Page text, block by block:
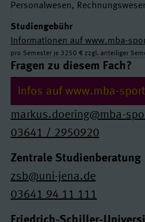
Personalwesen,
Studiengebühr
Informationen auf www.mba-
pro Semester je 3250 € zzgl. anteiliger
Links und Kontakte
Fragen zu diesem Fach?
Infos auf www.mba-
markus.doering@mba-
03641 / 2950920
Zentrale Studienberatung
zsb@uni-jena.de
03641 94 11 111